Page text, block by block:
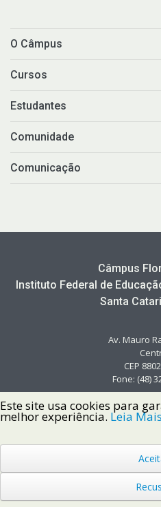
O Câmpus
Cursos
Estudantes
Comunidade
Comunicação
Câmpus
Instituto Federal de
Santa
Av. Mauro
CEP
Fone: (48)
Copyright © 2022 Instituto
Todos os
Este site usa cookies para
melhor experiência. Leia